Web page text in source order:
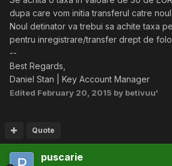
dupa care vom initia transferul catre
Noul detinator va trebui sa achite taxa
pentru inregistrare/transfer drept de
--
Best Regards,
Daniel Stan | Key Account Manager
Edited February 20, 2015 by betivuu'
Quote
puscarie